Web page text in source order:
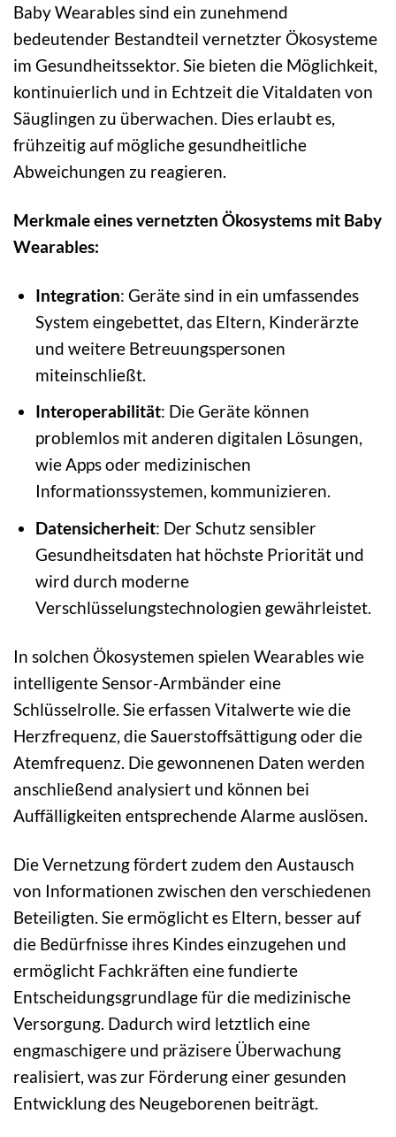
Baby Wearables sind ein zunehmend
bedeutender Bestandteil vernetzter Ökosysteme
im Gesundheitssektor. Sie bieten die Möglichkeit,
kontinuierlich und in Echtzeit die Vitaldaten von
Säuglingen zu überwachen. Dies erlaubt es,
frühzeitig auf mögliche gesundheitliche
Abweichungen zu reagieren.
Merkmale eines vernetzten Ökosystems mit Baby
Wearables:
Integration: Geräte sind in ein umfassendes
System eingebettet, das Eltern, Kinderärzte
und weitere Betreuungspersonen
miteinschließt.
Interoperabilität: Die Geräte können
problemlos mit anderen digitalen Lösungen,
wie Apps oder medizinischen
Informationssystemen, kommunizieren.
Datensicherheit: Der Schutz sensibler
Gesundheitsdaten hat höchste Priorität und
wird durch moderne
Verschlüsselungstechnologien gewährleistet.
In solchen Ökosystemen spielen Wearables wie
intelligente Sensor-Armbänder eine
Schlüsselrolle. Sie erfassen Vitalwerte wie die
Herzfrequenz, die Sauerstoffsättigung oder die
Atemfrequenz. Die gewonnenen Daten werden
anschließend analysiert und können bei
Auffälligkeiten entsprechende Alarme auslösen.
Die Vernetzung fördert zudem den Austausch
von Informationen zwischen den verschiedenen
Beteiligten. Sie ermöglicht es Eltern, besser auf
die Bedürfnisse ihres Kindes einzugehen und
ermöglicht Fachkräften eine fundierte
Entscheidungsgrundlage für die medizinische
Versorgung. Dadurch wird letztlich eine
engmaschigere und präzisere Überwachung
realisiert, was zur Förderung einer gesunden
Entwicklung des Neugeborenen beiträgt.